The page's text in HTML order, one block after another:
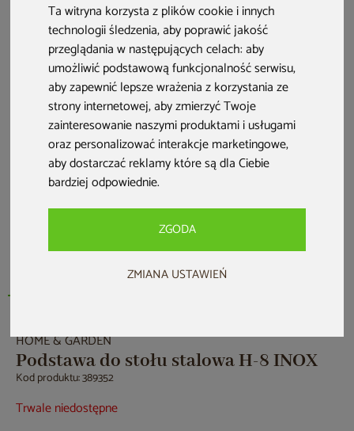
Ta witryna korzysta z plików cookie i innych
technologii śledzenia, aby poprawić jakość
przeglądania w następujących celach:aby
umożliwić podstawową funkcjonalność serwisu,
aby zapewnić lepsze wrażenia z korzystania ze
strony internetowej,aby zmierzyć Twoje
zainteresowanie naszymi produktami i usługami
oraz personalizować interakcje marketingowe,
aby dostarczać reklamy które są dla Ciebie
bardziej odpowiednie.
ZGODA
ZMIANA USTAWIEŃ
HOME & GARDEN
Podstawa do stołu stalowa H-8 INOX
Kod produktu: 389352
Trwale niedostępne